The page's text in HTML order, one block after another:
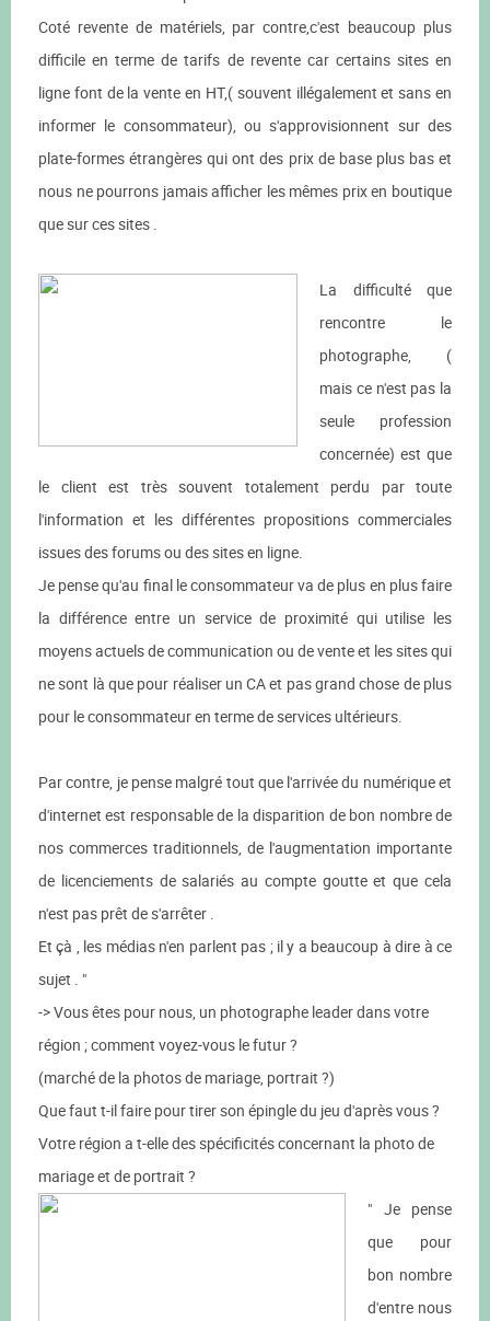
Coté revente de matériels, par contre,c'est beaucoup plus
difficile en terme de tarifs de revente car certains sites en
ligne font de la vente en HT,( souvent illégalement et sans en
informer le consommateur), ou s'approvisionnent sur des
plate-formes étrangères qui ont des prix de base plus bas et
nous ne pourrons jamais afficher les mêmes prix en boutique
que sur ces sites .
La difficulté que
rencontre le
photographe, (
mais ce n'est pas la
seule profession
concernée) est que
le client est très souvent totalement perdu par toute
l'information et les différentes propositions commerciales
issues des forums ou des sites en ligne.
Je pense qu'au final le consommateur va de plus en plus faire
la différence entre un service de proximité qui utilise les
moyens actuels de communication ou de vente et les sites qui
ne sont là que pour réaliser un CA et pas grand chose de plus
pour le consommateur en terme de services ultérieurs.
Par contre, je pense malgré tout que l'arrivée du numérique et
d'internet est responsable de la disparition de bon nombre de
nos commerces traditionnels, de l'augmentation importante
de licenciements de salariés au compte goutte et que cela
n'est pas prêt de s'arrêter .
Et çà , les médias n'en parlent pas ; il y a beaucoup à dire à ce
sujet . "
-> Vous êtes pour nous, un photographe leader dans votre
région ; comment voyez-vous le futur ?
(marché de la photos de mariage, portrait ?)
Que faut t-il faire pour tirer son épingle du jeu d'après vous ?
Votre région a t-elle des spécificités concernant la photo de
mariage et de portrait ?
" Je pense
que pour
bon nombre
d'entre nous